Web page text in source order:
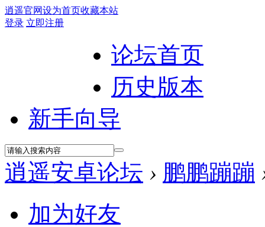
逍遥官网设为首页收藏本站
登录 立即注册
论坛首页
历史版本
新手向导
逍遥安卓论坛 › 鹏鹏蹦蹦
加为好友